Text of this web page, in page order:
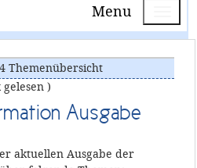
Menu
Themenübersicht
gelesen )
Ausgabe
aktuellen Ausgabe der